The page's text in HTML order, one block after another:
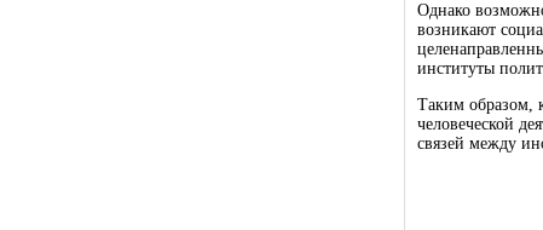
Однако
возникают
институты
Таким образом,
человеческой
связей между